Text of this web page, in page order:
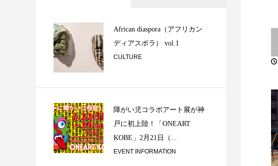
的空間が存在する / 或...
世界で活躍するカーヌーン奏者
/ From Occi...
African diaspora（アフリカン
ディアスポラ） vol.1
CULTURE
障がい児コラボアート展が神
戸に初上陸！「ONEART
KOBE」2月21日（...
EVENT INFORMATION